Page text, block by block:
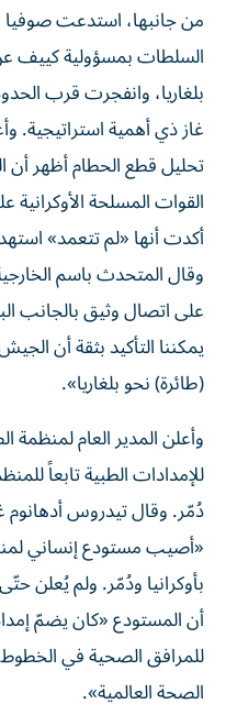
من جانبها، استدعت صوفيا
السلطات بمسؤولية
بلغاريا، وانفجرت قرب
غاز ذي أهمية استراتيجية.
تحليل قطع الحطام أظهر أن
القوات المسلحة الأوكرانية
أكدت أنها «لم تتعمد»
وقال المتحدث باسم
على اتصال وثيق بالجانب
يمكننا التأكيد بثقة أن
(طائرة) نحو بلغاريا».
وأعلن المدير العام لمنظمة
للإمدادات الطبية تابعاً
دُمّر. وقال تيدروس
«أصيب مستودع إنساني
بأوكرانيا ودُمّر. ولم يُعلن
أن المستودع «كان يضمّ
للمرافق الصحية في الخطوط
الصحة العالمية».